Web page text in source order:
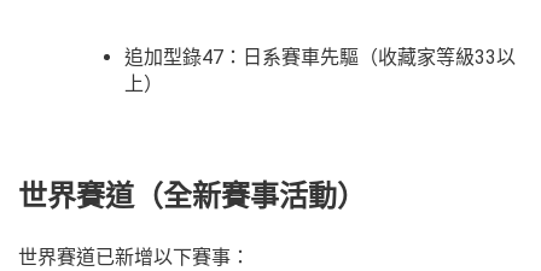
追加型錄47：日系賽車先驅（收藏家等級33以
上）
世界賽道（全新賽事活動）
世界賽道已新增以下賽事：